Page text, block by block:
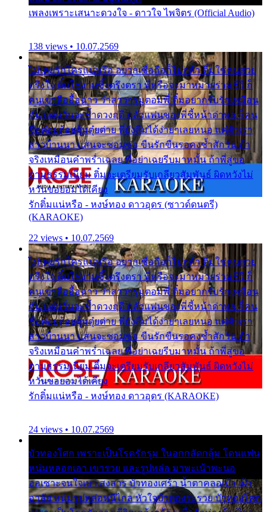
เพลงเพราะเสนาะดวงใจ - ดาวใจ ไพจิตร (Official Audio)
138 views • 10.07.2569
ไม่เคยรักใครแน่หรือ อยากเชื่อถือก็ไม่กล้า ติ๋มใช่คนสวย
ตรึงใจ ติ๋มใช่งามซึ้งตรึงตรา พี่หรือจะมาหมายร่วมชีวี ก็
คนเขาลืออื้อฉาว ว่าสาวๆรุมตอมพี่ ติ๋มอยากรับรักเหมือน
กัน แต่หวั่นจะช้ำดวงฤดี กลัวแฟนของพี่ชี้หน้าด่าทอ ก็คน
ชื่อต๋อยต้อยตุ้มตุ๋ยต่าย พี่ยังลืมได้ง่ายๆเลยหนอ แค่ตัวเรา
สาวบ้านนา แสนจะซอมซ่อ ขืนรักขืนรอคงช้ำสักวัน ถ้า
จริงเหมือนคำพร่ำเฉลย พี่อย่าเฉยรีบมาหมั้น ถ้าพี่สู่ขอ
ตามธรรมเนียม ติ๋มจะเตรียมรับเกลียวสัมพันธ์ ผิดหวังไม่
หวั่นขอยอมได้เคียง
รักติ๋มแน่หรือ - หงษ์ทอง ดาวอุดร (ซาวด์ดนตรี)
(KARAOKE)
22 views • 10.07.2569
ไม่เคยรักใครแน่หรือ อยากเชื่อถือก็ไม่กล้า ติ๋มใช่คนสวย
ตรึงใจ ติ๋มใช่งามซึ้งตรึงตรา พี่หรือจะมาหมายร่วมชีวี ก็
คนเขาลืออื้อฉาว ว่าสาวๆรุมตอมพี่ ติ๋มอยากรับรักเหมือน
กัน แต่หวั่นจะช้ำดวงฤดี กลัวแฟนของพี่ชี้หน้าด่าทอ ก็คน
ชื่อต๋อยต้อยตุ้มตุ๋ยต่าย พี่ยังลืมได้ง่ายๆเลยหนอ แค่ตัวเรา
สาวบ้านนา แสนจะซอมซ่อ ขืนรักขืนรอคงช้ำสักวัน ถ้า
จริงเหมือนคำพร่ำเฉลย พี่อย่าเฉยรีบมาหมั้น ถ้าพี่สู่ขอ
ตามธรรมเนียม ติ๋มจะเตรียมรับเกลียวสัมพันธ์ ผิดหวังไม่
หวั่นขอยอมได้เคียง
รักติ๋มแน่หรือ - หงษ์ทอง ดาวอุดร (KARAOKE)
24 views • 10.07.2569
บัวทองโศก เพราะเป็นโรครักรุม ในอกกลัดกลุ้ม โดนแฟน
หนุ่มหลอกเอา เขารวย และรูปหล่อ มาพะเน้าพะนอ
ออเซาะจนใจเบา สงสาร บัวทองเศร้า น้ำตาคลอเบ้า เฝ้า
อาลัย หนุ่มรูปหล่อหนีไกล หัวใจบัวทองระรวย บัวทองโศก